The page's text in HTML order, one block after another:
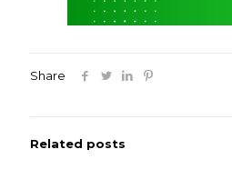
Share
Related posts